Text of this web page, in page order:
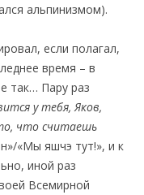
альпинизмом).
если полагал,
время – в
так… Пару раз
у тебя, Яков,
что считаешь
«Мы яшчэ тут!», и к
иной раз
Всемирной